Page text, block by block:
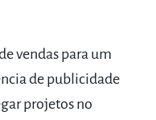
vendas para um
de publicidade
projetos no